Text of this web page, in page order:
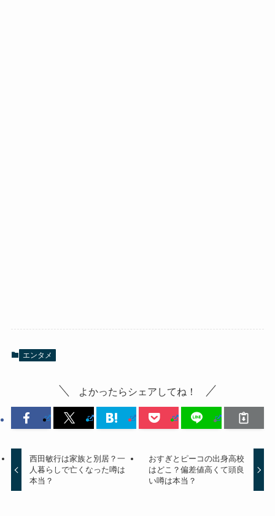
エンタメ
よかったらシェアしてね！
西田敏行は家族と別居？一
人暮らしで亡くなった噂は
本当？
おすぎとピーコの出身高校
はどこ？偏差値高くて頭良
い噂は本当？